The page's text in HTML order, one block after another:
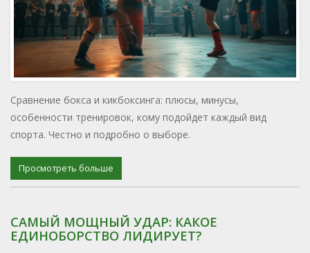
Сравнение бокса и кикбоксинга: плюсы, минусы,
особенности тренировок, кому подойдет каждый вид
спорта. Честно и подробно о выборе.
Просмотреть больше
САМЫЙ МОЩНЫЙ УДАР: КАКОЕ
ЕДИНОБОРСТВО ЛИДИРУЕТ?